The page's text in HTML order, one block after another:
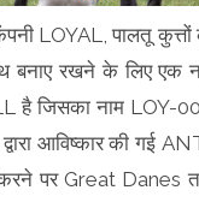
कंपनी LOYAL, पालतू
रखने के लिए एक
जिसका नाम LOY-
आविष्कार की गई
पर Great Danes